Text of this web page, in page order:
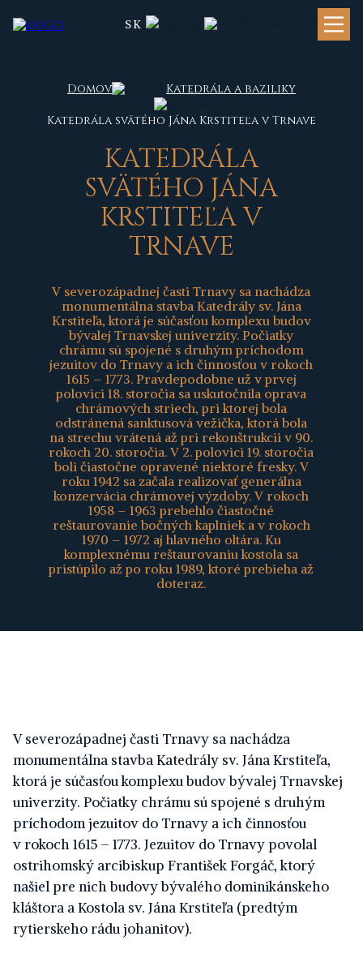
SK
Domov Katedrála a baziliky
Katedrála svätého Jána Krstiteľa v Trnave
KATEDRÁLA
SVÄTÉHO JÁNA
KRSTITEĽA V
TRNAVE
V severozápadnej časti Trnavy sa nachádza
monumentálna stavba Katedrály sv. Jána
Krstiteľa, ktorá je súčasťou komplexu budov
bývalej Trnavskej univerzity. Počiatky
chrámu sú spojené s druhým príchodom
jezuitov do Trnavy a ich činnosťou v rokoch
1615 – 1773. Pravdepodobne už v prvej
polovici 18. storočia sa uskutočnila oprava
chrámových striech, pri ktorej bola
odstránená sanktusová vežička, ktorá bola
na strechu vrátená až pri rekonštrukcii v 90.
rokoch 20. storočia. V 2. polovici 19. storočia
boli čiastočne opravené niektoré fresky. V
roku 1942 sa začala realizovať generálna
konzervácia chrámovej výzdoby. V rokoch
1958 – 1963 prebehlo čiastočné
reštaurovanie bočných kaplniek a v rokoch
1970 – 1972 aj hlavného oltára. Ku
komplexnému reštaurovaniu kostola sa
pristúpilo až po roku 1989, ktoré prebieha až
doteraz.
V severozápadnej časti Trnavy sa nachádza
monumentálna stavba Katedrály sv. Jána Krstiteľa,
ktorá je súčasťou komplexu budov bývalej Trnavskej
univerzity. Počiatky chrámu sú spojené s druhým
príchodom jezuitov do Trnavy a ich činnosťou
v rokoch 1615 – 1773. Jezuitov do Trnavy povolal
ostrihomský arcibiskup František Forgáč, ktorý
našiel pre nich budovy bývalého dominikánskeho
kláštora a Kostola sv. Jána Krstiteľa (predtým
rytierskeho rádu johanitov).